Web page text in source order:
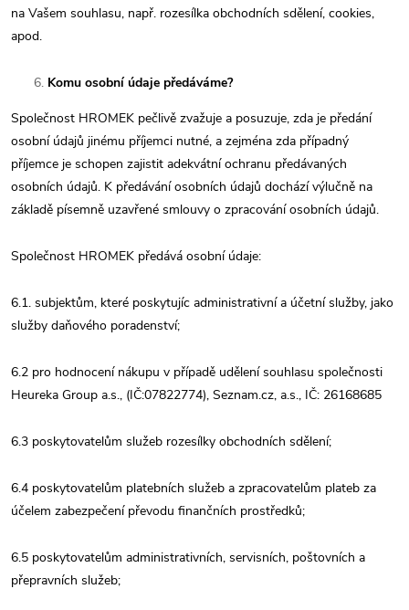
na Vašem souhlasu, např. rozesílka obchodních sdělení, cookies,
apod.
Komu osobní údaje předáváme?
Společnost HROMEK pečlivě zvažuje a posuzuje, zda je předání
osobní údajů jinému příjemci nutné, a zejména zda případný
příjemce je schopen zajistit adekvátní ochranu předávaných
osobních údajů. K předávání osobních údajů dochází výlučně na
základě písemně uzavřené smlouvy o zpracování osobních údajů.
Společnost HROMEK předává osobní údaje:
6.1. subjektům, které poskytujíc administrativní a účetní služby, jako
služby daňového poradenství;
6.2 pro hodnocení nákupu v případě udělení souhlasu společnosti
Heureka Group a.s., (IČ:07822774), Seznam.cz, a.s., IČ: 26168685
6.3 poskytovatelům služeb rozesílky obchodních sdělení;
6.4 poskytovatelům platebních služeb a zpracovatelům plateb za
účelem zabezpečení převodu finančních prostředků;
6.5 poskytovatelům administrativních, servisních, poštovních a
přepravních služeb;